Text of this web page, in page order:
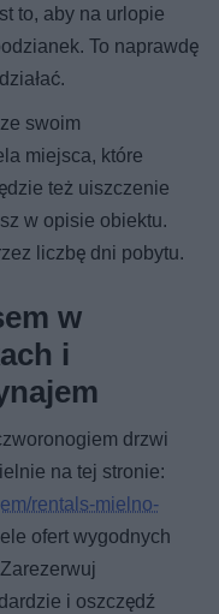
to, aby na urlopie
To naprawdę
swoim
miejsca, które
też uiszczenie
w opisie obiektu.
liczbę dni pobytu.
w
i
drzwi
na tej stronie:
rentals-mielno-
ofert wygodnych
i oszczędź